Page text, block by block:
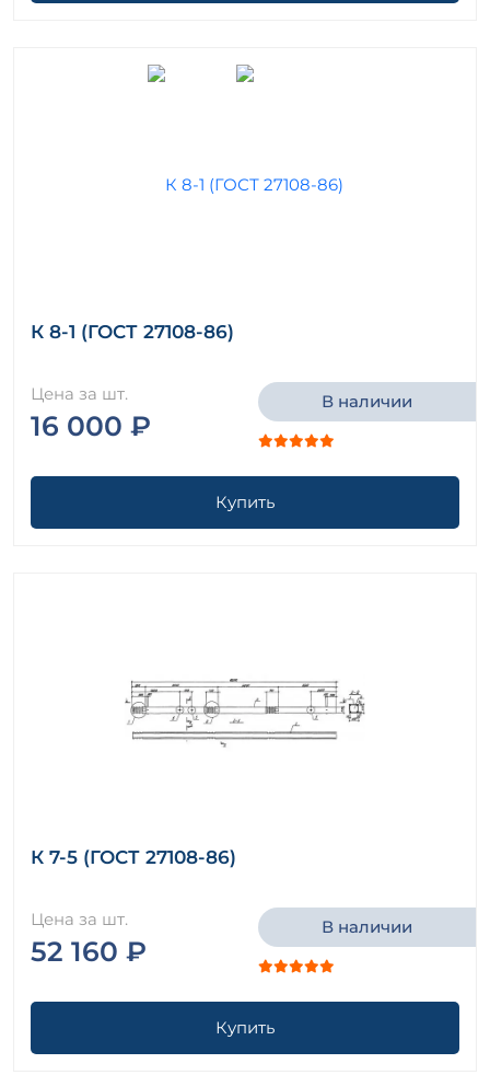
К 8-1 (ГОСТ 27108-86)
Цена за шт.
16 000 ₽
В наличии
Купить
К 7-5 (ГОСТ 27108-86)
Цена за шт.
52 160 ₽
В наличии
Купить